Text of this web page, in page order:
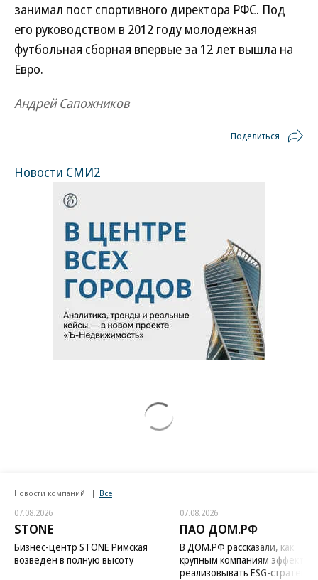
занимал пост спортивного директора РФС. Под
его руководством в 2012 году молодежная
футбольная сборная впервые за 12 лет вышла на
Евро.
Андрей Сапожников
Поделиться
Новости СМИ2
Новости компаний Все
07.08.2026
STONE
Бизнес-центр STONE Римская
возведен в полную высоту
07.08.2026
ПАО ДОМ.РФ
В ДОМ.РФ рассказали, как
крупным компаниям
реализовывать ESG-стратегию